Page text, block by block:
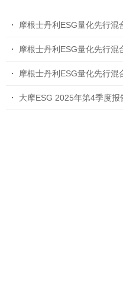
摩根士丹利ESG量化先行
摩根士丹利ESG量化先行
摩根士丹利ESG量化先行
大摩ESG 2025年第4季度报